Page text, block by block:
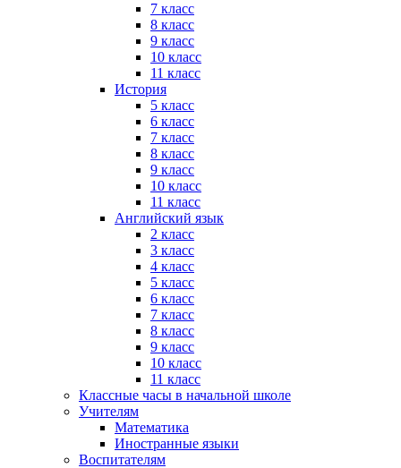
7 класс
8 класс
9 класс
10 класс
11 класс
История
5 класс
6 класс
7 класс
8 класс
9 класс
10 класс
11 класс
Английский язык
2 класс
3 класс
4 класс
5 класс
6 класс
7 класс
8 класс
9 класс
10 класс
11 класс
Классные часы в начальной школе
Учителям
Математика
Иностранные языки
Воспитателям